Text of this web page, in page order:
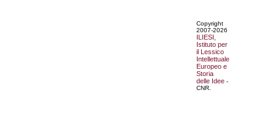
Copyright
2007-2026
ILIESI,
Istituto per
il Lessico
Intellettuale
Europeo e
Storia
delle Idee -
CNR.